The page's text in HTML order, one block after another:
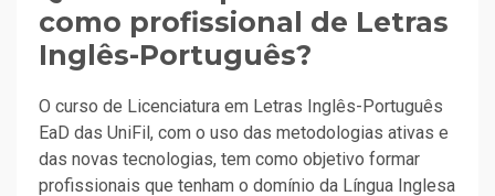
como profissional de Letras
Inglês-Português?
O curso de Licenciatura em Letras Inglês-Português
EaD das UniFil, com o uso das metodologias ativas e
das novas tecnologias, tem como objetivo formar
profissionais que tenham o domínio da Língua Inglesa